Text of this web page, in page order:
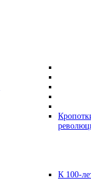
К 100-